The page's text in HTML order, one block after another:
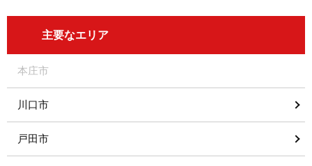
主要なエリア
本庄市
川口市
戸田市